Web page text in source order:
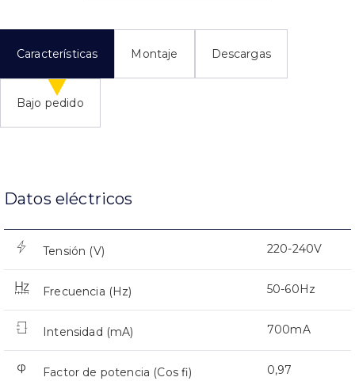
Características Montaje Descargas
Bajo pedido
Datos eléctricos
Tensión (V) 220-240V
Frecuencia (Hz) 50-60Hz
Intensidad (mA) 700mA
Factor de potencia (Cos fi) 0,97